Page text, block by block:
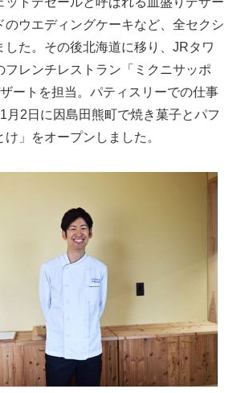
のウエディングケーキなど、全セクシ
した。その後北海道に移り、JRタワ
フレンチレストラン「ミクニサッポ
ートを担当。パティスリーでの仕事
月2日に因島田熊町で焼き菓子とパフ
け」をオープンしました。